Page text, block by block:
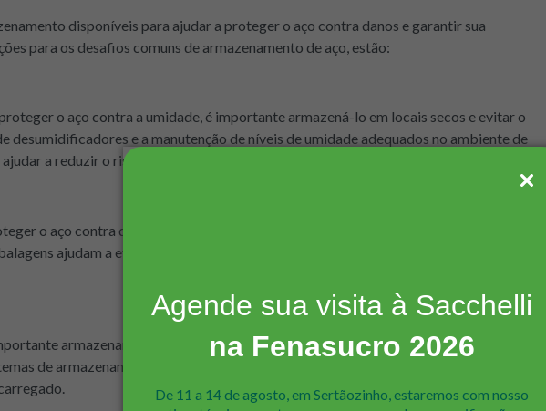
Agende sua visita à Sacchelli
na Fenasucro 2026
De 11 a 14 de agosto, em Sertãozinho, estaremos com nosso
disponíveis para ajudar a proteger o aço contra danos e garantir sua
para os desafios comuns de armazenamento de aço, estão:
o aço contra a umidade, é importante armazená-lo em locais secos e evitar o
desumidificadores e a manutenção de níveis de umidade adequados no ambiente de
a reduzir o risco de corrosão.
o aço contra danos, as empresas podem investir em embalagens protetoras, como
ajudam a evitar o contato direto com outros materiais e reduzem o risco de
armazenar o aço adequadamente para evitar danos. Empresas devem ter
de armazenamento adequados para garantir que o aço esteja empilhado